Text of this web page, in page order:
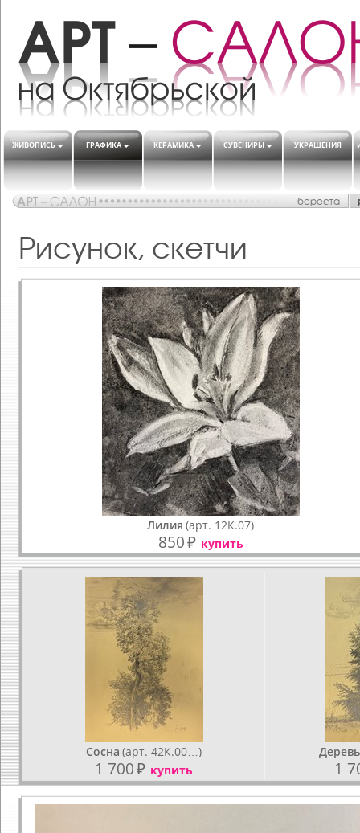
ЖИВОПИСЬ ГРАФИКА КЕРАМИКА СУВЕНИРЫ УКРАШЕНИЯ
береста
Рисунок, скетчи
Лилия (арт. 12К.07)
850₽ купить
Сосна (арт. 42К.00…)
1 700₽ купить 1